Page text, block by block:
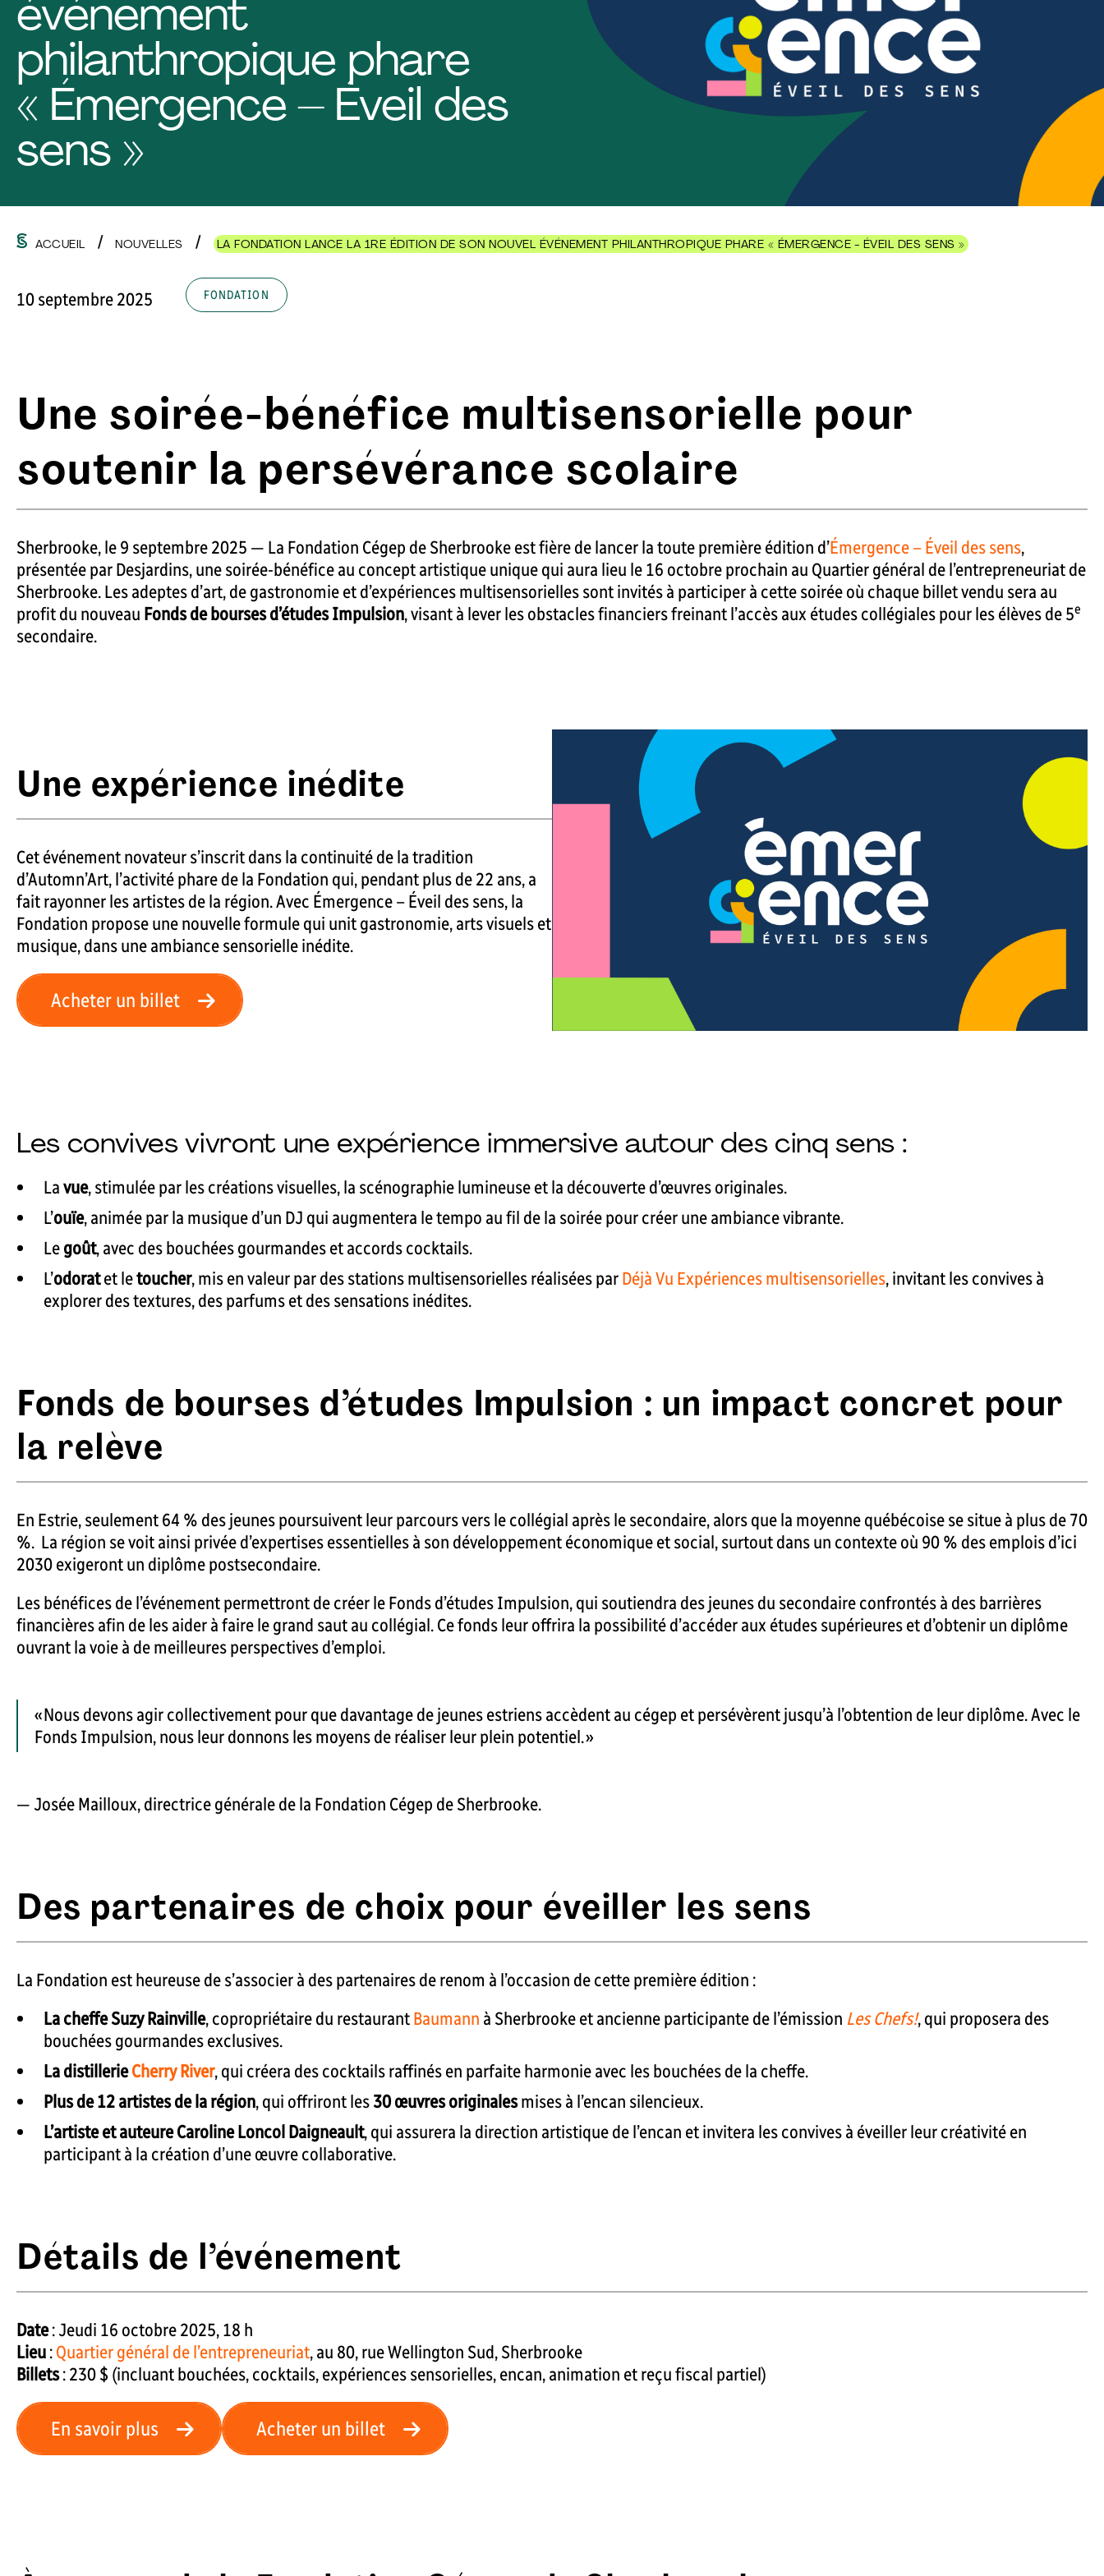
événement
philanthropique phare
« Émergence – Éveil des
sens »
ACCUEIL NOUVELLES LA FONDATION LANCE LA 1RE ÉDITION DE SON NOUVEL ÉVÉNEMENT PHILANTHROPIQUE PHARE « ÉMERGENCE - ÉVEIL DES SENS »
10 septembre 2025 FONDATION
Une soirée-bénéfice multisensorielle pour
soutenir la persévérance scolaire
Sherbrooke, le 9 septembre 2025 — La Fondation Cégep de Sherbrooke est fière de lancer la toute première édition d’Émergence – Éveil des sens,
présentée par Desjardins, une soirée-bénéfice au concept artistique unique qui aura lieu le 16 octobre prochain au Quartier général de l’entrepreneuriat de
Sherbrooke. Les adeptes d’art, de gastronomie et d’expériences multisensorielles sont invités à participer à cette soirée où chaque billet vendu sera au
profit du nouveau Fonds de bourses d’études Impulsion, visant à lever les obstacles financiers freinant l’accès aux études collégiales pour les élèves de 5e
secondaire.
Une expérience inédite
Cet événement novateur s’inscrit dans la continuité de la tradition
d’Automn’Art, l’activité phare de la Fondation qui, pendant plus de 22 ans, a
fait rayonner les artistes de la région. Avec Émergence – Éveil des sens, la
Fondation propose une nouvelle formule qui unit gastronomie, arts visuels et
musique, dans une ambiance sensorielle inédite.
Acheter un billet
Les convives vivront une expérience immersive autour des cinq sens :
Lavue, stimulée par les créations visuelles, la scénographie lumineuse et la découverte d’œuvres originales.
L’ouïe, animée par la musique d’un DJ qui augmentera le tempo au fil de la soirée pour créer une ambiance vibrante.
Legoût, avec des bouchées gourmandes et accords cocktails.
L’odoratet letoucher, mis en valeur par des stations multisensorielles réalisées parDéjà Vu Expériences multisensorielles, invitant les convives à
explorer des textures, des parfums et des sensations inédites.
Fonds de bourses d’études Impulsion : un impact concret pour
la relève
En Estrie, seulement 64 % des jeunes poursuivent leur parcours vers le collégial après le secondaire, alors que la moyenne québécoise se situe à plus de 70
%. La région se voit ainsi privée d’expertises essentielles à son développement économique et social, surtout dans un contexte où 90 % des emplois d’ici
2030 exigeront un diplôme postsecondaire.
Les bénéfices de l’événement permettront de créer le Fonds d’études Impulsion, qui soutiendra des jeunes du secondaire confrontés à des barrières
financières afin de les aider à faire le grand saut au collégial. Ce fonds leur offrira la possibilité d’accéder aux études supérieures et d’obtenir un diplôme
ouvrant la voie à de meilleures perspectives d’emploi.
« Nous devons agir collectivement pour que davantage de jeunes estriens accèdent au cégep et persévèrent jusqu’à l’obtention de leur diplôme. Avec le
Fonds Impulsion, nous leur donnons les moyens de réaliser leur plein potentiel. »
— Josée Mailloux, directrice générale de la Fondation Cégep de Sherbrooke.
Des partenaires de choix pour éveiller les sens
La Fondation est heureuse de s’associer à des partenaires de renom à l’occasion de cette première édition :
La cheffe Suzy Rainville, copropriétaire du restaurantBaumann à Sherbrooke et ancienne participante de l’émission Les Chefs!, qui proposera des
bouchées gourmandes exclusives.
La distillerieCherry River, qui créera des cocktails raffinés en parfaite harmonie avec les bouchées de la cheffe.
Plus de 12 artistes de la région, qui offriront les30 œuvres originalesmises à l’encan silencieux.
L’artiste et auteure Caroline Loncol Daigneault, qui assurera la direction artistique de l’encan et invitera les convives à éveiller leur créativité en
participant à la création d’une œuvre collaborative.
Détails de l’événement
Date: Jeudi 16 octobre 2025, 18 h
Lieu:Quartier général de l’entrepreneuriat, au 80, rue Wellington Sud, Sherbrooke
Billets: 230 $ (incluant bouchées, cocktails, expériences sensorielles, encan, animation et reçu fiscal partiel)
En savoir plus Acheter un billet